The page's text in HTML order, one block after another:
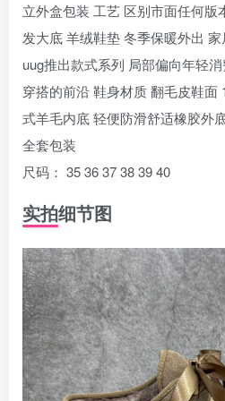
立外盒包装 工艺 区别市面任何
发大底 羊绒鞋垫 冬季保暖外出
uug推出款式系列 局部偏向年轻
穿搭的前沿 鞋身材质 翻毛皮鞋
式羊毛内底 轻便防滑舒适橡胶外
全套包装
尺码： 35 36 37 38 39 40
实拍细节图